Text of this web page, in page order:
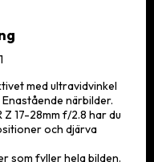
med ultravidvinkel
närbilder.
Z 17-28mm f/2.8 har du
och djärva
som fyller hela bilden.